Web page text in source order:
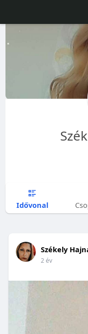
Idővonal
Székely
2 év